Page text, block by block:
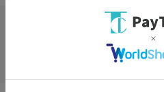
在庫がありません